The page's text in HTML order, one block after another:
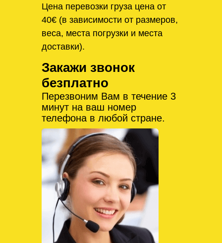
Цена перевозки груза цена от
40€ (в зависимости от размеров,
веса, места погрузки и места
доставки).
Закажи звонок
безплатно
Перезвоним Вам в течение 3
минут на ваш номер
телефона в любой стране.